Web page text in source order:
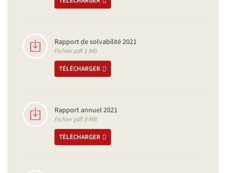
Rapport de solvabilité 2021
Fichier pdf 1 MB
TÉLÉCHARGER
Rapport annuel 2021
Fichier pdf 3 MB
TÉLÉCHARGER